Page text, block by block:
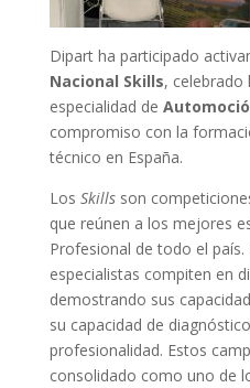
Dipart ha participado
Nacional Skills, celebrado
especialidad de
compromiso con la
técnico en España.
Los Skillsson
que reúnen a los mejores
Profesional de todo el país.
especialistas compiten en
demostrando sus
su capacidad de
profesionalidad. Estos
consolidado como uno de